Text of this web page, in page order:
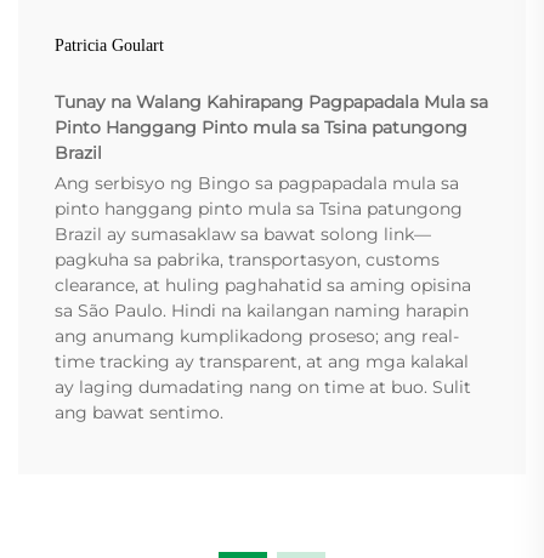
Patricia Goulart
Tunay na Walang Kahirapang Pagpapadala Mula sa
Pinto Hanggang Pinto mula sa Tsina patungong
Brazil
Ang serbisyo ng Bingo sa pagpapadala mula sa
pinto hanggang pinto mula sa Tsina patungong
Brazil ay sumasaklaw sa bawat solong link—
pagkuha sa pabrika, transportasyon, customs
clearance, at huling paghahatid sa aming opisina
sa São Paulo. Hindi na kailangan naming harapin
ang anumang kumplikadong proseso; ang real-
time tracking ay transparent, at ang mga kalakal
ay laging dumadating nang on time at buo. Sulit
ang bawat sentimo.